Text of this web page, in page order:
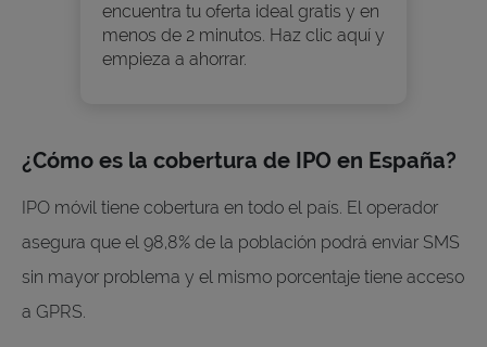
encuentra tu oferta ideal gratis y en
menos de 2 minutos. Haz clic aquí y
empieza a ahorrar.
¿Cómo es la cobertura de IPO en España?
IPO móvil tiene cobertura en todo el país. El operador
asegura que el 98,8% de la población podrá enviar SMS
sin mayor problema y el mismo porcentaje tiene acceso
a GPRS.